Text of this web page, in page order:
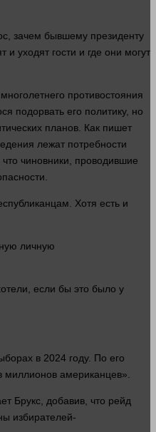
, зачем бывшему президенту
и уходят гости и где они могут
противостояния
подорвать его политику, но
планов. Как пишет
лежат потребности
чиновники, проводившие
Хотя есть и
личную
, если бы это было у
в 2024 году. По его
миллионов американцев».
Брукс, добавив, что рейд
избирателей-